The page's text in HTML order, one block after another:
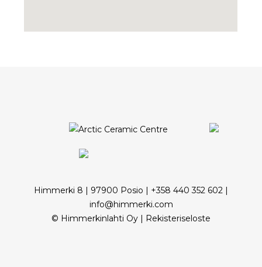
Himmerki 8 | 97900 Posio | +358 440 352 602 |
info@himmerki.com
© Himmerkinlahti Oy | Rekisteriseloste